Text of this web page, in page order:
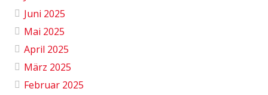
Juni 2025
Mai 2025
April 2025
März 2025
Februar 2025